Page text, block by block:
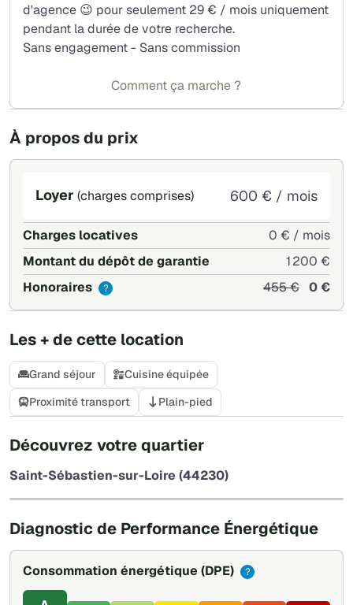
Localisation :
17 rue des Mésanges – 44230 Saint-Sébastien-sur-Loire
? Commerces à proximité (Intermarché, Auchan)
Animaux non acceptés
À propos du prix
Loyer (charges comprises) 600 € / mois
Charges locatives
0 € / mois
Montant du dépôt de garantie
1 200 €
Honoraires
? 455 € 0 €
Les + de cette location
Grand séjour
Cuisine équipée
Proximité transport
Plain-pied
Découvrez votre quartier
Saint-Sébastien-sur-Loire (44230)
Diagnostic de Performance Énergétique
Consommation énergétique (DPE) ?
d'agence 😉 pour seulement 29 € / mois uniquement
pendant la durée de votre recherche.
Sans engagement - Sans commission
Comment ça marche ?